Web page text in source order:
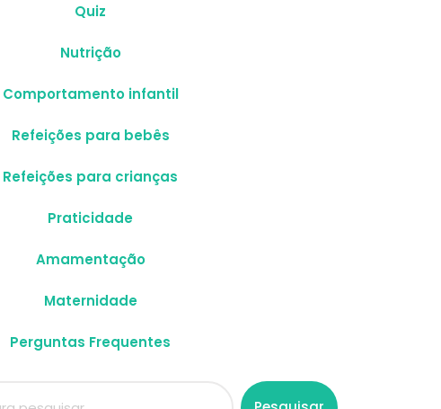
Quiz
Nutrição
Comportamento infantil
Refeições para bebês
Refeições para crianças
Praticidade
Amamentação
Maternidade
Perguntas Frequentes